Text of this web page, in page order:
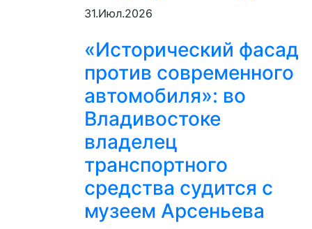
31.Июл.2026
«Исторический фасад
против современного
автомобиля»: во
Владивостоке
владелец
транспортного
средства судится с
музеем Арсеньева